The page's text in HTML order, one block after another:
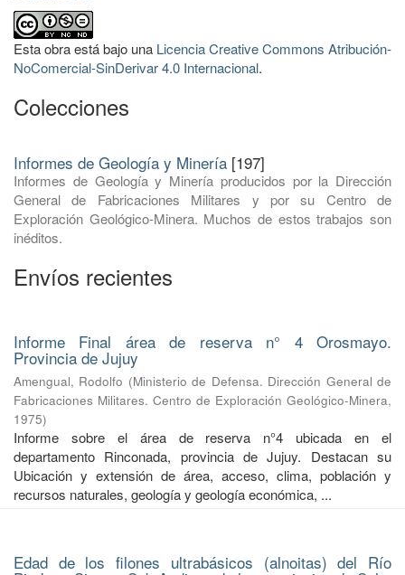
Esta obra está bajo una Licencia Creative Commons Atribución-
NoComercial-SinDerivar 4.0 Internacional.
Colecciones
Informes de Geología y Minería [197]
Informes de Geología y Minería producidos por la Dirección
General de Fabricaciones Militares y por su Centro de
Exploración Geológico-Minera. Muchos de estos trabajos son
inéditos.
Envíos recientes
Informe Final área de reserva n° 4 Orosmayo.
Provincia de Jujuy
Amengual, Rodolfo (Ministerio de Defensa. Dirección General de
Fabricaciones Militares. Centro de Exploración Geológico-Minera,
1975)
Informe sobre el área de reserva n°4 ubicada en el
departamento Rinconada, provincia de Jujuy. Destacan su
Ubicación y extensión de área, acceso, clima, población y
recursos naturales, geología y geología económica, ...
Edad de los filones ultrabásicos (alnoitas) del Río